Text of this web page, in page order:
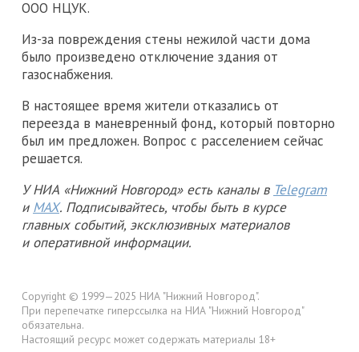
ООО НЦУК.
Из-за повреждения стены нежилой части дома
было произведено отключение здания от
газоснабжения.
В настоящее время жители отказались от
переезда в маневренный фонд, который повторно
был им предложен. Вопрос с расселением сейчас
решается.
У НИА «Нижний Новгород» есть каналы в Telegram
и MAX. Подписывайтесь, чтобы быть в курсе
главных событий, эксклюзивных материалов
и оперативной информации.
Copyright © 1999—2025 НИА "Нижний Новгород".
При перепечатке гиперссылка на НИА "Нижний Новгород"
обязательна.
Настоящий ресурс может содержать материалы 18+